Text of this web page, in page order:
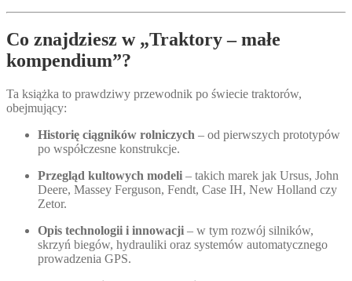
Co znajdziesz w „Traktory – małe
kompendium”?
Ta książka to prawdziwy przewodnik po świecie traktorów,
obejmujący:
Historię ciągników rolniczych – od pierwszych prototypów
po współczesne konstrukcje.
Przegląd kultowych modeli – takich marek jak Ursus, John
Deere, Massey Ferguson, Fendt, Case IH, New Holland czy
Zetor.
Opis technologii i innowacji – w tym rozwój silników,
skrzyń biegów, hydrauliki oraz systemów automatycznego
prowadzenia GPS.